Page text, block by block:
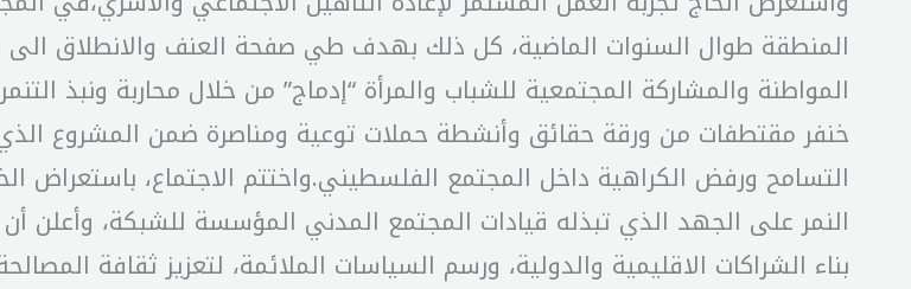
المنطقة طوال السنوات الماضية، كل ذلك بهدف طي صفحة العنف والانطلاق الى
المواطنة والمشاركة المجتمعية للشباب والمرأة “إدماج” من خلال محاربة ونبذ
خنفر مقتطفات من ورقة حقائق وأنشطة حملات توعية ومناصرة ضمن المشروع
التسامح ورفض الكراهية داخل المجتمع الفلسطيني.واختتم الاجتماع، باستعراض
النمر على الجهد الذي تبذله قيادات المجتمع المدني المؤسسة للشبكة، وأعلن
بناء الشراكات الاقليمية والدولية، ورسم السياسات الملائمة، لتعزيز ثقافة